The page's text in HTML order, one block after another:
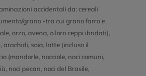
accidentali da: cereali
grano -tra cui grano farro e
orzo, avena, o loro ceppi ibridati),
arachidi, soia, latte (incluso il
(mandorle, nocciole, noci comuni,
noci pecan, noci del Brasile,